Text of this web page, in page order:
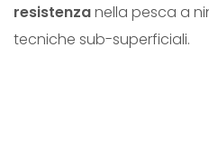
E
D
resistenzanella pesca a
tecniche sub-superficiali.